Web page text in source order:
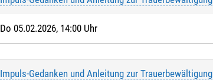
Do 05.02.2026, 14:00 Uhr
Impuls-Gedanken und Anleitung zur Trauerbewältigung